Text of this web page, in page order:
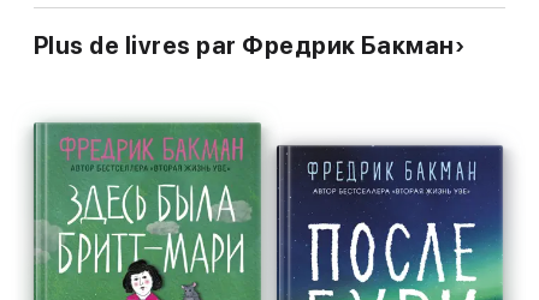
Plus de livres par Фредрик Бакман